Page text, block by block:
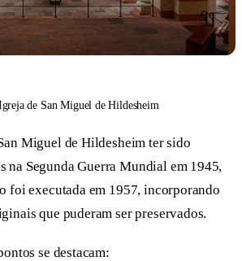
de San Miguel de Hildesheim
Miguel de Hildesheim ter sido
na Segunda Guerra Mundial em 1945,
foi executada em 1957, incorporando
que puderam ser preservados.
se destacam: